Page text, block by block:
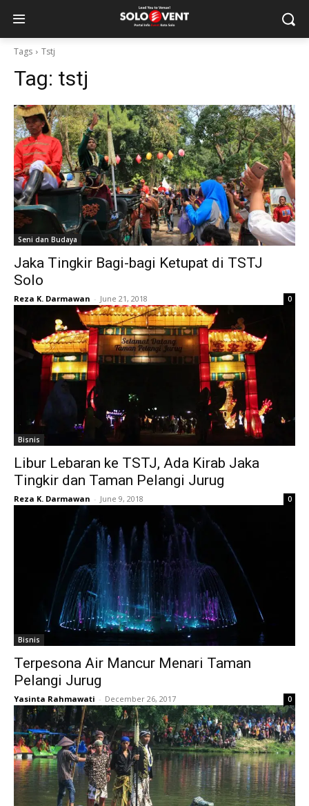
Tags Tstj
Tag: tstj
Seni dan Budaya
Jaka Tingkir Bagi-bagi Ketupat di TSTJ
Solo
Reza K. Darmawan - June 21, 2018 0
Bisnis
Libur Lebaran ke TSTJ, Ada Kirab Jaka
Tingkir dan Taman Pelangi Jurug
Reza K. Darmawan - June 9, 2018 0
Bisnis
Terpesona Air Mancur Menari Taman
Pelangi Jurug
Yasinta Rahmawati - December 26, 2017 0